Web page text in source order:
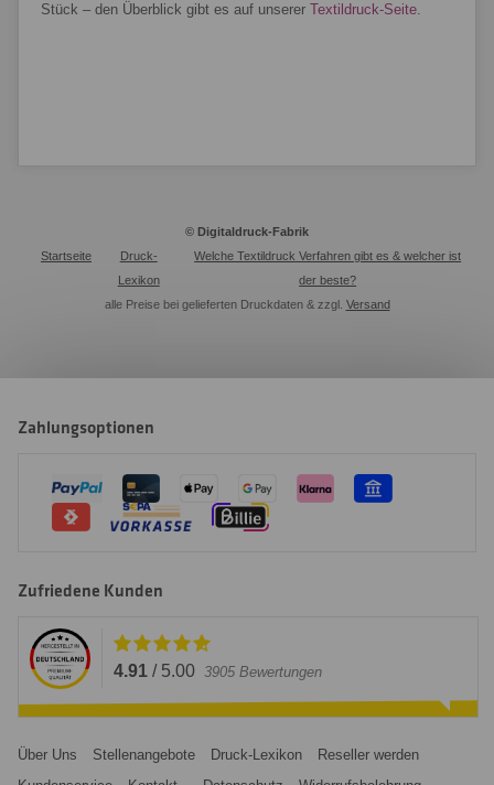
Stück – den Überblick gibt es auf unserer Textildruck-Seite.
© Digitaldruck-Fabrik
Startseite
Druck-
Lexikon
Welche Textildruck Verfahren gibt es & welcher ist
der beste?
alle Preise bei gelieferten Druckdaten & zzgl. Versand
Zahlungsoptionen
Zufriedene Kunden
4.91 / 5.00 3905 Bewertungen
Über Uns Stellenangebote Druck-Lexikon
Reseller werden